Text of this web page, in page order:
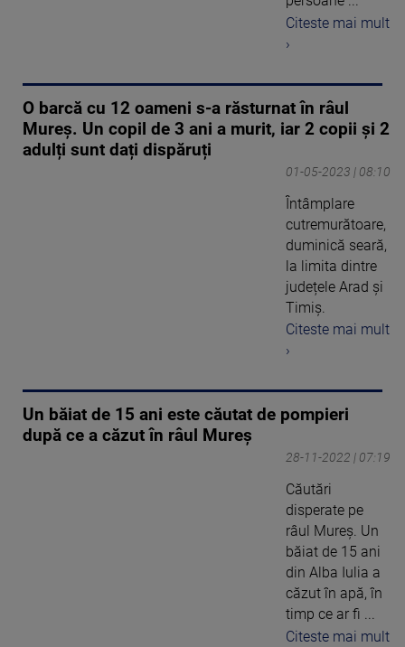
Citeste mai mult
›
O barcă cu 12 oameni s-a răsturnat în râul
Mureș. Un copil de 3 ani a murit, iar 2 copii și 2
adulți sunt dați dispăruți
01-05-2023 | 08:10
Întâmplare
cutremurătoare,
duminică seară,
la limita dintre
județele Arad și
Timiș.
Citeste mai mult
›
Un băiat de 15 ani este căutat de pompieri
după ce a căzut în râul Mureș
28-11-2022 | 07:19
Căutări
disperate pe
râul Mureș. Un
băiat de 15 ani
din Alba Iulia a
căzut în apă, în
timp ce ar fi ...
Citeste mai mult